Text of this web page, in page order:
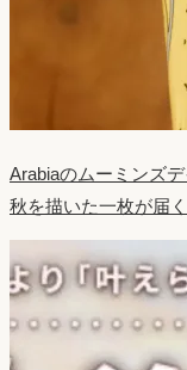
Arabiaのムーミンズ
秋を描いた一枚が届く